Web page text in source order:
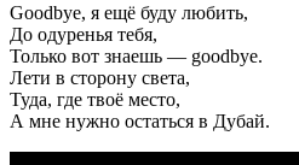
Goodbye, я ещё буду любить,
До одуренья тебя,
Только вот знаешь — goodbye.
Лети в сторону света,
Туда, где твоё место,
А мне нужно остаться в Дубай.